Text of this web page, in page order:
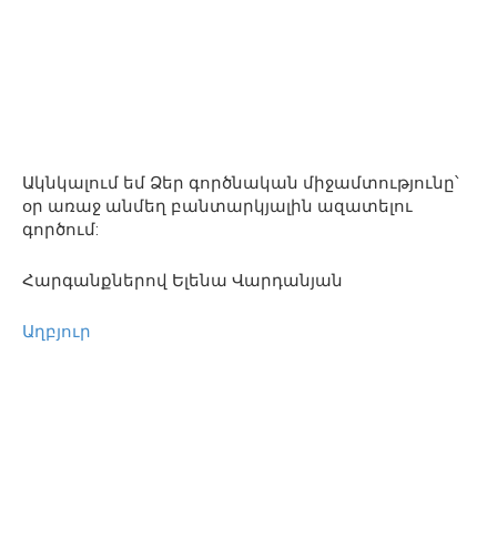
Ակնկալում եմ Ձեր գործնական միջամտությունը՝
օր առաջ անմեղ բանտարկյալին ազատելու
գործում:
Հարգանքներով Ելենա Վարդանյան
Աղբյուր